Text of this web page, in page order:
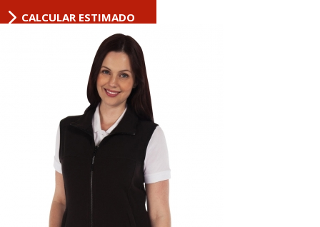
CALCULAR ESTIMADO